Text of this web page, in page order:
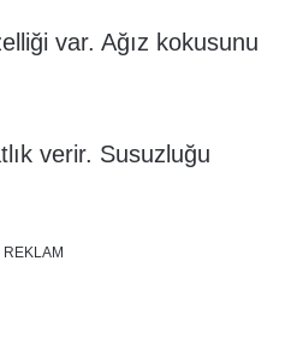
var. Ağız kokusunu
verir. Susuzluğu
REKLAM